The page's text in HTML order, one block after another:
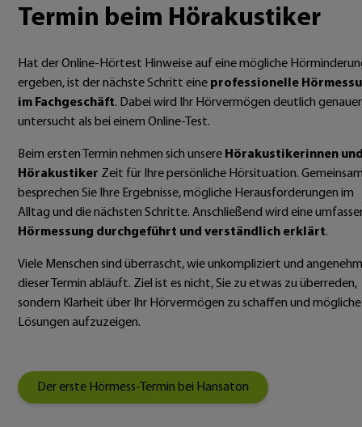
Termin beim Hörakustiker
Hat der Online-Hörtest Hinweise auf eine mögliche
ergeben, ist der nächste Schritt eine professionelle
im Fachgeschäft. Dabei wird Ihr Hörvermögen deutlich genauer
untersucht als bei einem Online-Test.
Beim ersten Termin nehmen sich unsere Hörakustikerinnen
Hörakustiker Zeit für Ihre persönliche Hörsituation.
besprechen Sie Ihre Ergebnisse, mögliche Herausforderungen im
Alltag und die nächsten Schritte. Anschließend wird eine
Hörmessung durchgeführt und verständlich erklärt.
Viele Menschen sind überrascht, wie unkompliziert und angenehm
dieser Termin abläuft. Ziel ist es nicht, Sie zu etwas zu überreden,
sondern Klarheit über Ihr Hörvermögen zu schaffen und mögliche
Lösungen aufzuzeigen.
Der erste Hörmess-Termin bei Hansaton